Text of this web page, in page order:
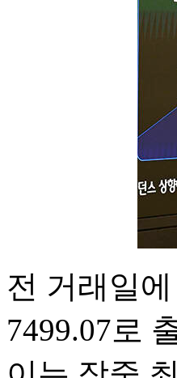
전 거래일
7499.07로